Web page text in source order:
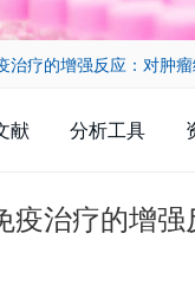
疗的增强反应：对肿
献 分析工具
治疗的增